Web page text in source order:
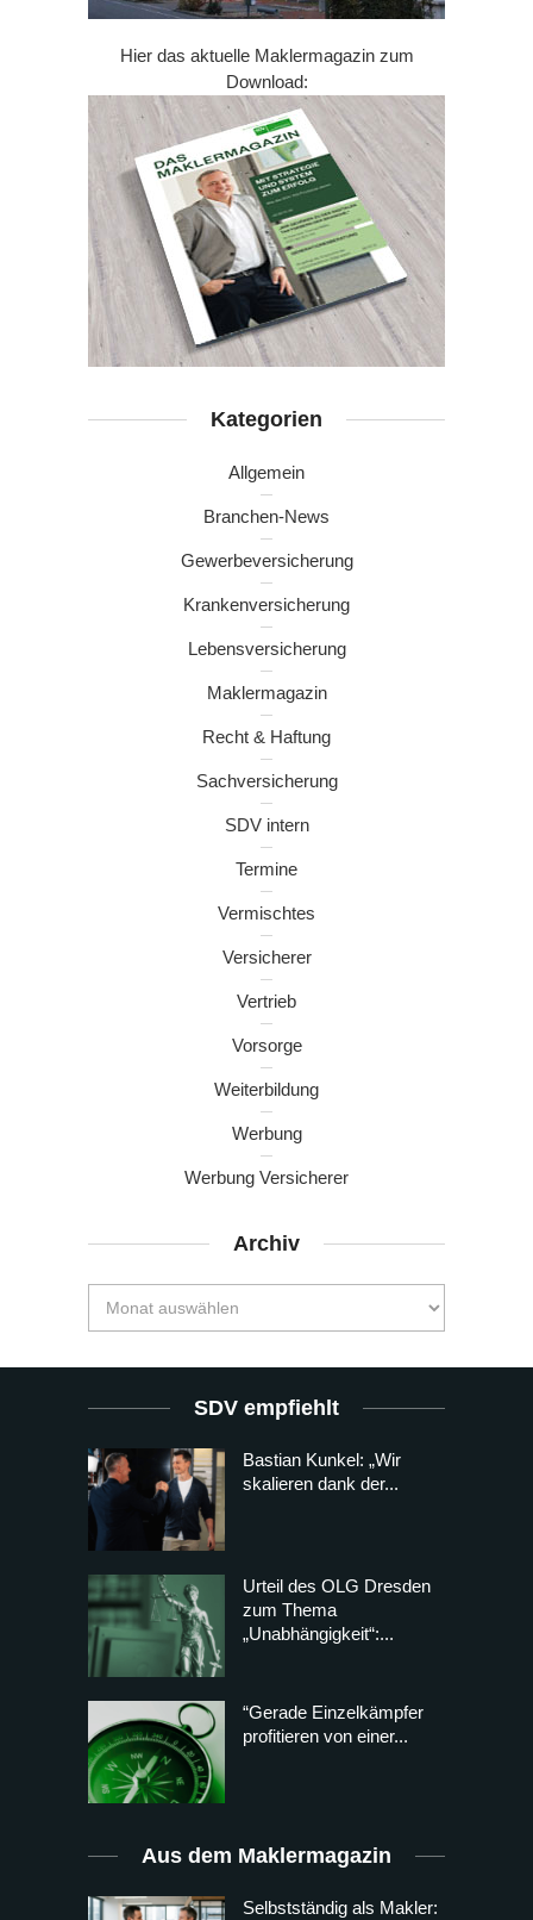
Hier das aktuelle Maklermagazin zum
Download:
Kategorien
Allgemein
Branchen-News
Gewerbeversicherung
Krankenversicherung
Lebensversicherung
Maklermagazin
Recht & Haftung
Sachversicherung
SDV intern
Termine
Vermischtes
Versicherer
Vertrieb
Vorsorge
Weiterbildung
Werbung
Werbung Versicherer
Archiv
SDV empfiehlt
Bastian Kunkel: „Wir
skalieren dank der...
Urteil des OLG Dresden
zum Thema
„Unabhängigkeit“:...
“Gerade Einzelkämpfer
profitieren von einer...
Aus dem Maklermagazin
Selbstständig als Makler: